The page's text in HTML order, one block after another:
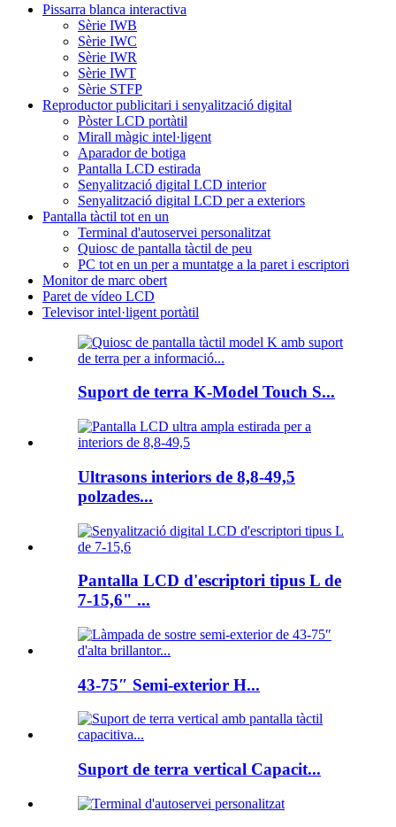
Pissarra blanca interactiva
Sèrie IWB
Sèrie IWC
Sèrie IWR
Sèrie IWT
Sèrie STFP
Reproductor publicitari i senyalització digital
Pòster LCD portàtil
Mirall màgic intel·ligent
Aparador de botiga
Pantalla LCD estirada
Senyalització digital LCD interior
Senyalització digital LCD per a exteriors
Pantalla tàctil tot en un
Terminal d'autoservei personalitzat
Quiosc de pantalla tàctil de peu
PC tot en un per a muntatge a la paret i escriptori
Monitor de marc obert
Paret de vídeo LCD
Televisor intel·ligent portàtil
Suport de terra K-Model Touch S...
Ultrasons interiors de 8,8-49,5
polzades...
Pantalla LCD d'escriptori tipus L de
7-15,6" ...
43-75″ Semi-exterior H...
Suport de terra vertical Capacit...